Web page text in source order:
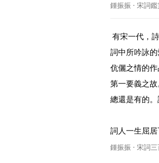
鍾振振 · 宋詞
詞中所吟詠
伉儷之情的
第一要義之
總還是有的
詞人一生屈
鍾振振 · 宋詞